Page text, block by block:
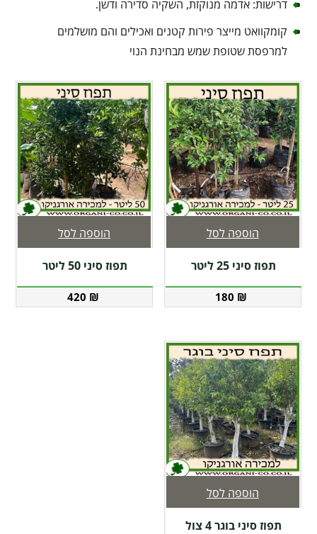
דרישות: אדמה מנוקזת, השקיה סדירה ודשן.
קומקוואט מייצר פירות קטנים ואכילים והם מושלמים
למרפסת שטופת שמש מבחינת הנוי
תפוז סיני 25 ליטר
180 ₪
הוספה לסל
תפוז סיני 50 ליטר
420 ₪
הוספה לסל
תפוז סיני בוגר 4 צול
הוספה לסל